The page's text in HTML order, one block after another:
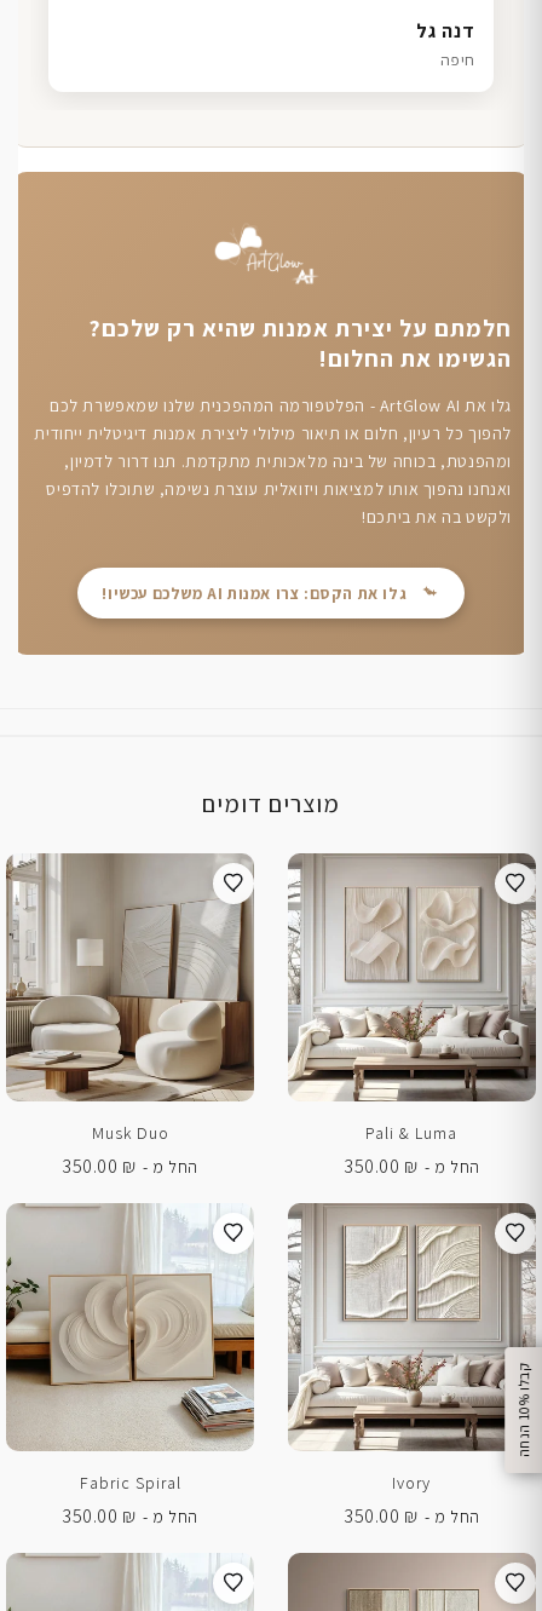
ק
ב
ל
ו
1
0
%
ה
נ
ח
ה
שרון כהן
תל אביב
עדי לוי
רמת גן
דנה גל
חיפה
ליאת ויוסי מ.
הוד השרון
חלמתם על יצירת אמנות שהיא רק שלכם?
הגשימו את החלום!
גלו את ArtGlow AI - הפלטפורמה המהפכנית שלנו שמאפשרת לכם
להפוך כל רעיון, חלום או תיאור מילולי ליצירת אמנות דיגיטלית ייחודית
ומהפנטת, בכוחה של בינה מלאכותית מתקדמת. תנו דרור לדמיון,
ואנחנו נהפוך אותו למציאות ויזואלית עוצרת נשימה, שתוכלו להדפיס
ולקשט בה את ביתכם!
גלו את הקסם: צרו אמנות AI משלכם עכשיו!
מוצרים דומים
Pali & Luma
החל מ -
350.00 ₪
Musk Duo
החל מ -
350.00 ₪
Ivory
החל מ -
350.00 ₪
Fabric Spiral
החל מ -
350.00 ₪